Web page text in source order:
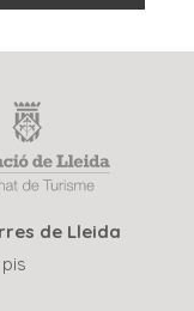
de Lleida